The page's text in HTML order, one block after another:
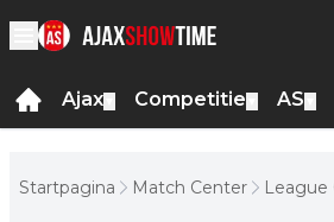
Ajax Competitie AS
Startpagina Match Center League